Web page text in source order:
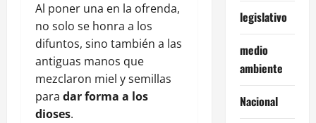
Al poner una en la ofrenda,
no solo se honra a los
difuntos, sino también a las
antiguas manos que
mezclaron miel y semillas
para dar forma a los
dioses.
legislativo
medio
ambiente
Nacional